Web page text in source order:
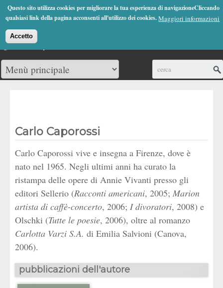
Questo sito utilizza cookies per migliorare la tua esperienza di navigazioneCliccando
qualsiasi link della pagina acconsenti all'utilizzo dei cookies.Maggiori informazioni
Accetto
Jump to Navigation
(0)
Carlo Caporossi
Carlo Caporossi vive e insegna a Firenze, dove è
nato nel 1965. Negli ultimi anni ha curato la
ristampa delle opere di Annie Vivanti presso gli
editori Sellerio (Racconti americani, 2005; Marion
artista di caffè-concerto, 2006; I divoratori, 2008) e
Olschki (Tutte le poesie, 2006), oltre al romanzo
Carlotta Varzi S.A. di Emilia Salvioni (Canova,
2006).
pubblicazioni dell'autore